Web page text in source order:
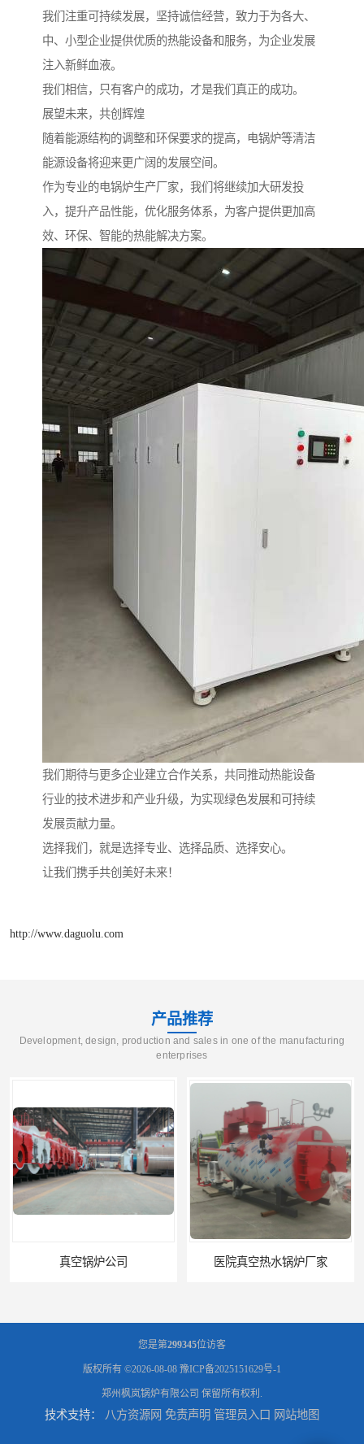
我们注重可持续发展，坚持诚信经营，致力于为各大、
中、小型企业提供优质的热能设备和服务，为企业发展
注入新鲜血液。
我们相信，只有客户的成功，才是我们真正的成功。
展望未来，共创辉煌
随着能源结构的调整和环保要求的提高，电锅炉等清洁
能源设备将迎来更广阔的发展空间。
作为专业的电锅炉生产厂家，我们将继续加大研发投
入，提升产品性能，优化服务体系，为客户提供更加高
效、环保、智能的热能解决方案。
我们期待与更多企业建立合作关系，共同推动热能设备
行业的技术进步和产业升级，为实现绿色发展和可持续
发展贡献力量。
选择我们，就是选择专业、选择品质、选择安心。
让我们携手共创美好未来！
http://www.daguolu.com
产品推荐
Development, design, production and sales in one of the manufacturing
enterprises
医院真空热水锅炉厂家
您是第299345位访客
版权所有 ©2026-08-08 豫ICP备2025151629号-1
郑州枫岚锅炉有限公司 保留所有权利.
技术支持： 八方资源网 免责声明 管理员入口 网站地图